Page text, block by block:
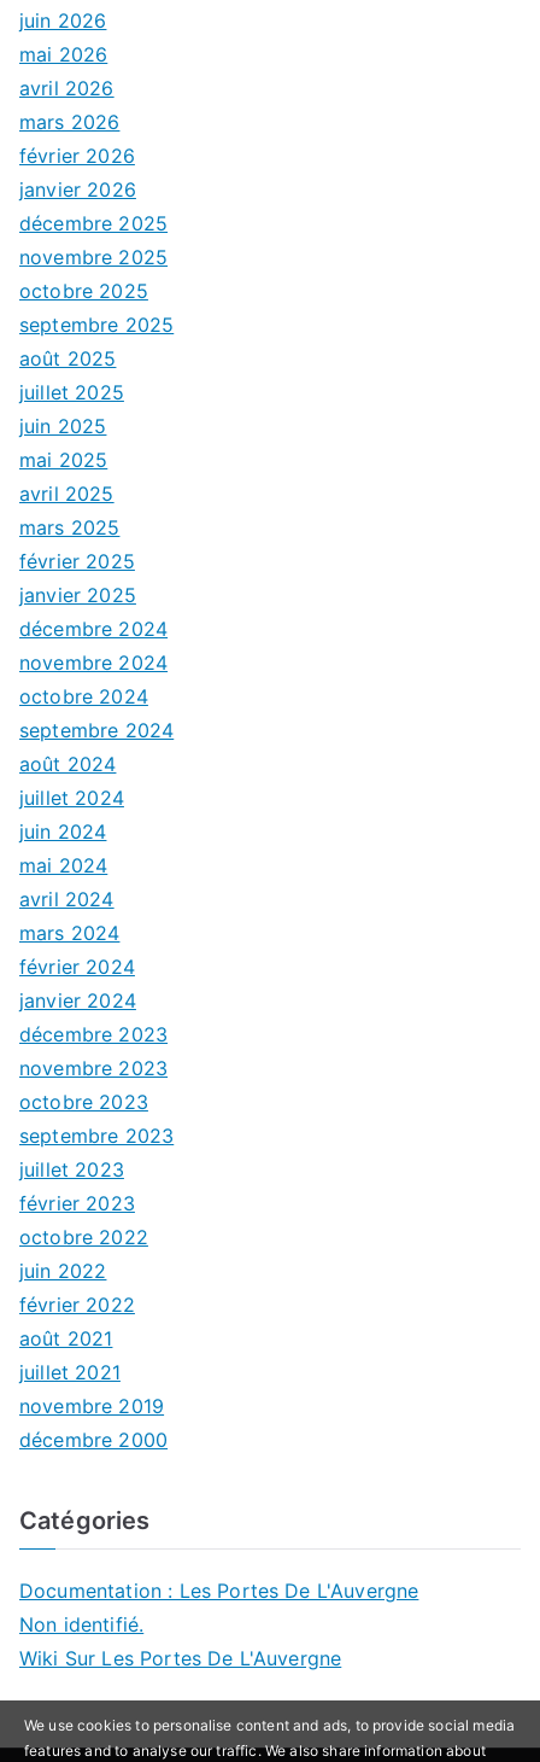
juin 2026
mai 2026
avril 2026
mars 2026
février 2026
janvier 2026
décembre 2025
novembre 2025
octobre 2025
septembre 2025
août 2025
juillet 2025
juin 2025
mai 2025
avril 2025
mars 2025
février 2025
janvier 2025
décembre 2024
novembre 2024
octobre 2024
septembre 2024
août 2024
juillet 2024
juin 2024
mai 2024
avril 2024
mars 2024
février 2024
janvier 2024
décembre 2023
novembre 2023
octobre 2023
septembre 2023
juillet 2023
février 2023
octobre 2022
juin 2022
février 2022
août 2021
juillet 2021
novembre 2019
décembre 2000
Catégories
Documentation : Les Portes De L'Auvergne
Non identifié.
Wiki Sur Les Portes De L'Auvergne
We use cookies to personalise content and ads, to provide social media
features and to analyse our traffic. We also share information about